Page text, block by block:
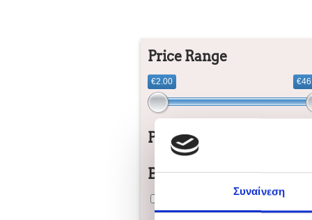
Συναίνεση
Price Range
€2.00
Product Type
Brands